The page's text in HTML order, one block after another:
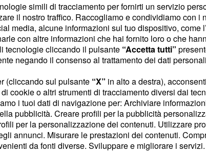
armadietti dove
zaini, ombrelli affinché
con la massima
acquistare anche leaudioguide
oggetti esposti.
da una passerella rossa, il
replica della passerella che
rampa di lancio di Cape
percorsi da quegli
simili di tracciamento per fornirti un servizio
il nostro traffico. Raccogliamo e condividiamo con i
media, alcune informazioni sul tuo dispositivo, come
con altre informazioni che hai fornito loro o che
tecnologie cliccando il pulsante “Accetta tutti”
negando il consenso al trattamento dei dati
(cliccando sul pulsante “X” in alto a destra),
cookie o altri strumenti di tracciamento diversi dai
i tuoi dati di navigazione per: Archiviare
pubblicità. Creare profili per la pubblicità
per la personalizzazione dei contenuti. Utilizzare
annunci. Misurare le prestazioni dei contenuti.
da fonti diverse. Sviluppare e migliorare i